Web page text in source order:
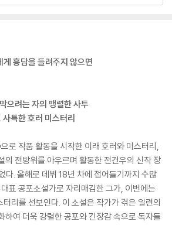
흉담을 들려주지 않으면
으려는 자의 맹렬한 사투
특한 호러 미스터리
으로 작품 활동을 시작한 이래 호러와 미스터리,
의 전방위를 아우르며 활동한 전건우의 신작 장
다. 올해로 데뷔 18년 차에 접어들기까지 수많
표 공포소설가로 자리매김한 그가, 이번에는
리를 선보인다. 이 소설은 작가가 겪은 일련의
하여 더욱 강렬한 공포와 긴장감 속으로 독자들